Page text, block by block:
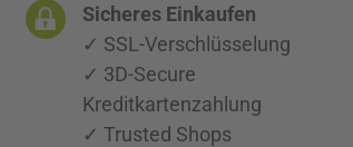
Sicheres Einkaufen
✓ SSL-Verschlüsselung
✓ 3D-Secure
Kreditkartenzahlung
✓ Trusted Shops